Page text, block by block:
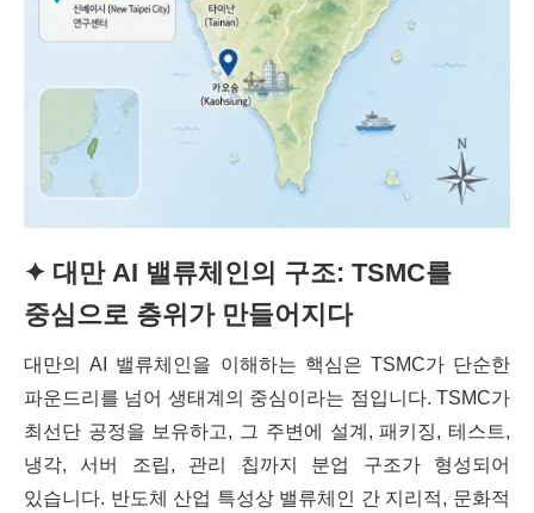
✦ 대만 AI 밸류체인의 구조: TSMC를
중심으로 층위가 만들어지다
대만의 AI 밸류체인을 이해하는 핵심은 TSMC가 단순한
파운드리를 넘어 생태계의 중심이라는 점입니다. TSMC가
최선단 공정을 보유하고, 그 주변에 설계, 패키징, 테스트,
냉각, 서버 조립, 관리 칩까지 분업 구조가 형성되어
있습니다. 반도체 산업 특성상 밸류체인 간 지리적, 문화적